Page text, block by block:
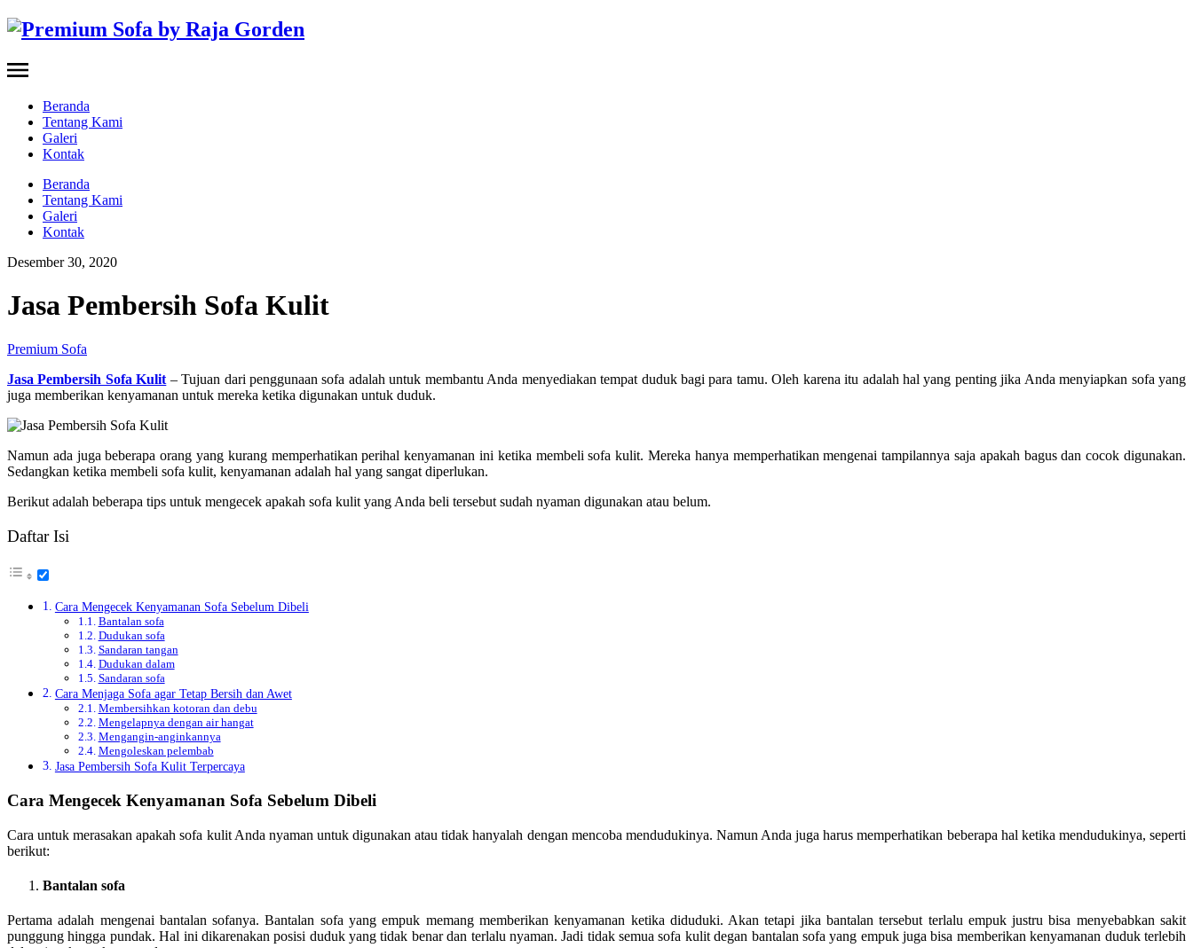
Beranda
Tentang Kami
Galeri
Kontak
Beranda
Tentang Kami
Galeri
Kontak
Desember 30, 2020
Jasa Pembersih Sofa Kulit
Premium Sofa
Jasa Pembersih Sofa Kulit – Tujuan dari penggunaan sofa adalah untuk membantu Anda menyediakan tempat duduk bagi para tamu. Oleh karena itu adalah hal yang penting jika Anda menyiapkan sofa yang
juga memberikan kenyamanan untuk mereka ketika digunakan untuk duduk.
Namun ada juga beberapa orang yang kurang memperhatikan perihal kenyamanan ini ketika membeli sofa kulit. Mereka hanya memperhatikan mengenai tampilannya saja apakah bagus dan cocok digunakan.
Sedangkan ketika membeli sofa kulit, kenyamanan adalah hal yang sangat diperlukan.
Berikut adalah beberapa tips untuk mengecek apakah sofa kulit yang Anda beli tersebut sudah nyaman digunakan atau belum.
Daftar Isi
Cara Mengecek Kenyamanan Sofa Sebelum Dibeli
Bantalan sofa
Dudukan sofa
Sandaran tangan
Dudukan dalam
Sandaran sofa
Cara Menjaga Sofa agar Tetap Bersih dan Awet
Membersihkan kotoran dan debu
Mengelapnya dengan air hangat
Mengangin-anginkannya
Mengoleskan pelembab
Jasa Pembersih Sofa Kulit Terpercaya
Cara Mengecek Kenyamanan Sofa Sebelum Dibeli
Cara untuk merasakan apakah sofa kulit Anda nyaman untuk digunakan atau tidak hanyalah dengan mencoba mendudukinya. Namun Anda juga harus memperhatikan beberapa hal ketika mendudukinya, seperti
berikut:
Bantalan sofa
Pertama adalah mengenai bantalan sofanya. Bantalan sofa yang empuk memang memberikan kenyamanan ketika diduduki. Akan tetapi jika bantalan tersebut terlalu empuk justru bisa menyebabkan sakit
punggung hingga pundak. Hal ini dikarenakan posisi duduk yang tidak benar dan terlalu nyaman. Jadi tidak semua sofa kulit degan bantalan sofa yang empuk juga bisa memberikan kenyamanan duduk terlebih